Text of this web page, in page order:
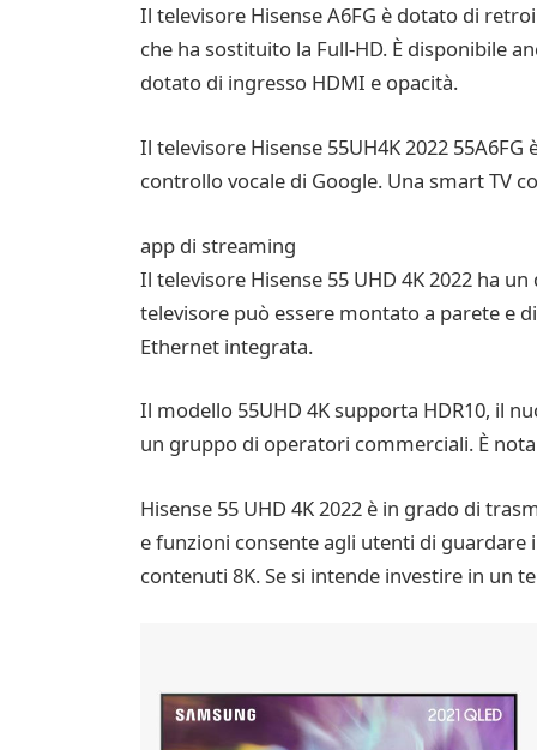
Il televisore Hisense A6FG è dotato di
che ha sostituito la Full-HD. È disponibile
dotato di ingresso HDMI e opacità.
Il televisore Hisense 55UH4K 2022
controllo vocale di Google. Una smart TV
app di streaming
Il televisore Hisense 55 UHD 4K 2022 ha
televisore può essere montato a parete e
Ethernet integrata.
Il modello 55UHD 4K supporta HDR10, il
un gruppo di operatori commerciali. È
Hisense 55 UHD 4K 2022 è in grado di
e funzioni consente agli utenti di
contenuti 8K. Se si intende investire in un